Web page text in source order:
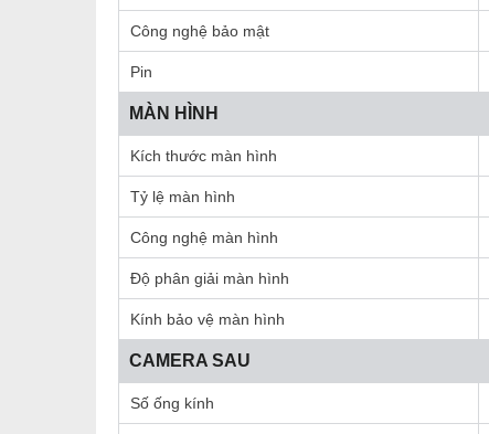
Công nghệ bảo mật
Pin
MÀN HÌNH
Kích thước màn hình
Tỷ lệ màn hình
Công nghệ màn hình
Độ phân giải màn hình
Kính bảo vệ màn hình
CAMERA SAU
Số ống kính